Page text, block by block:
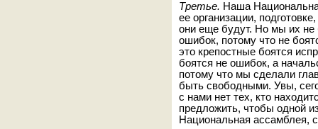
Третье. Наша
ее организации,
они еще будут. Но мы их
ошибок, потому что не
это крепостные боятся
боятся не ошибок, а
потому что мы сделали
быть свободными. Увы,
с нами нет тех, кто
предложить, чтобы одной
Национальная ассамблея,